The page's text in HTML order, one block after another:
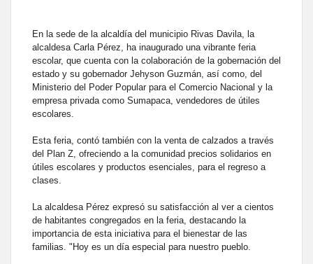
En la sede de la alcaldía del municipio Rivas Davila, la
alcaldesa Carla Pérez, ha inaugurado una vibrante feria
escolar, que cuenta con la colaboración de la gobernación del
estado y su gobernador Jehyson Guzmán, así como, del
Ministerio del Poder Popular para el Comercio Nacional y la
empresa privada como Sumapaca, vendedores de útiles
escolares.
Esta feria, contó también con la venta de calzados a través
del Plan Z, ofreciendo a la comunidad precios solidarios en
útiles escolares y productos esenciales, para el regreso a
clases.
La alcaldesa Pérez expresó su satisfacción al ver a cientos
de habitantes congregados en la feria, destacando la
importancia de esta iniciativa para el bienestar de las
familias. "Hoy es un día especial para nuestro pueblo.